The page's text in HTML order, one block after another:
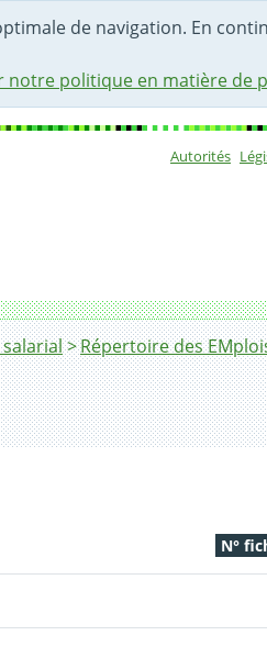
de navigation. En
politique en matière de
Autorités
Répertoire des
N°